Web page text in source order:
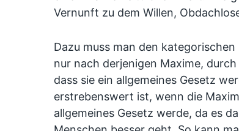
Vernunft zu dem Willen,
Dazu muss man den
nur nach derjenigen Maxime,
dass sie ein allgemeines Gesetz
erstrebenswert ist, wenn die
allgemeines Gesetz werde, da es